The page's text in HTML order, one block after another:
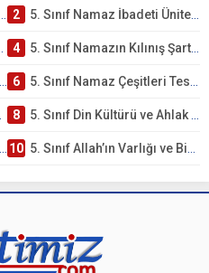
2 5. Sınıf Namaz İbadeti Ünite Testi – Online Çöz
4 5. Sınıf Namazın Kılınış Şartları Testi
6 5. Sınıf Namaz Çeşitleri Testi – Online Çöz
8 5. Sınıf Din Kültürü ve Ahlak Bilgisi 1. Ünite: Allah İnancı Çalışmaları
10 5. Sınıf Allah’ın Varlığı ve Birliği Testi – Online Çöz